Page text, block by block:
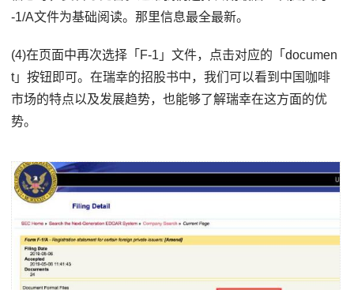
-1/A文件为基础阅读。那里信息最全最新。
(4)在页面中再次选择「F-1」文件，点击对应的「documen
t」按钮即可。在瑞幸的招股书中，我们可以看到中国咖啡
市场的特点以及发展趋势，也能够了解瑞幸在这方面的优
势。